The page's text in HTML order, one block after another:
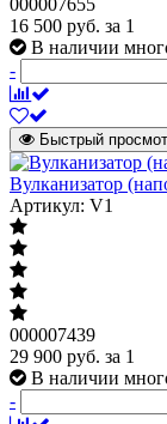
16 500 руб. за 1
В наличии
-
Быстрый
Вулканизатор
Артикул: V1
000007439
29 900 руб. за 1
В наличии
-